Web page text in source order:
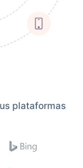
plataformas